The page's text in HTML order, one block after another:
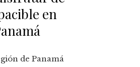
en
de Panamá